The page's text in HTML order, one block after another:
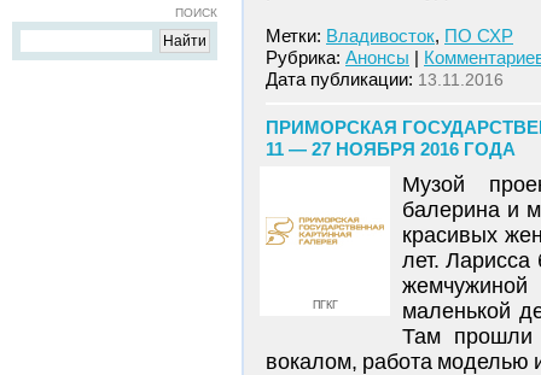
ПОИСК
Метки: Владивосток, ПО СХР
Рубрика: Анонсы |
Дата публикации: 13.11.2016
ПРИМОРСКАЯ
11 — 27 НОЯБРЯ 2016 ГОДА
ПГКГ
Музой
балерина и
красивых
лет.
маленькой
Там прошли
вокалом, работа моделью